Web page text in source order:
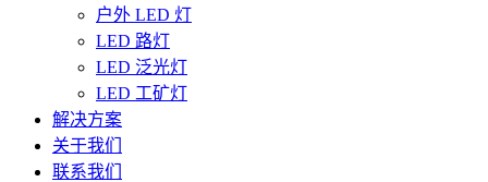
户外 LED 灯
LED 路灯
LED 泛光灯
LED 工矿灯
解决方案
关于我们
联系我们